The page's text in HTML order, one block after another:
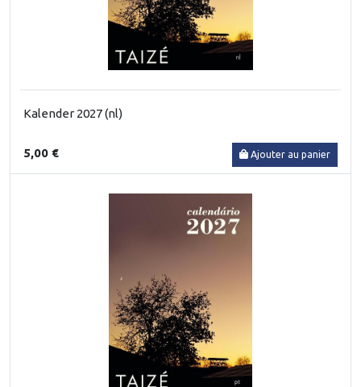
Kalender 2027 (nl)
5,00 € Ajouter au panier